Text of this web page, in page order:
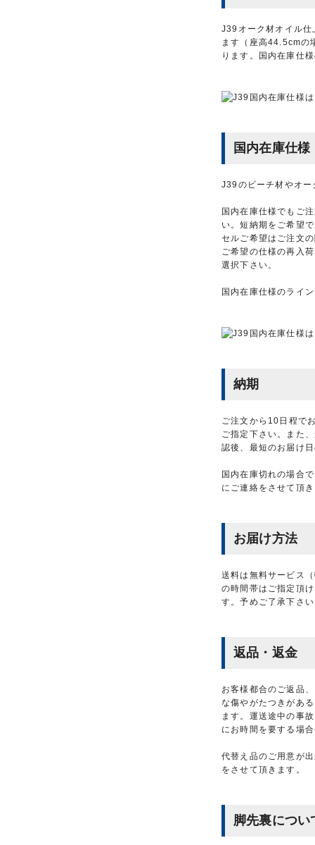
J39オーク材オイル
ます（座高44.5cmの
ります。国内在庫仕
国内在庫仕様
J39のビーチ材やオー
国内在庫仕様でもご
い。短納期をご希望
セルご希望はご注文
ご希望の仕様の再入
選択下さい。
国内在庫仕様のライ
納期
ご注文から10日程で
ご指定下さい。また
認後、最短のお届け
国内在庫切れの場合
にご連絡をさせて頂
お届け方法
送料は無料サービス
の時間帯はご指定頂
す。予めご了承下さ
返品・返金
お客様都合のご返品
な傷やがたつきがあ
ます。運送途中の事
にお時間を要する場
代替え品のご用意が
をさせて頂きます。
脚先裏につい